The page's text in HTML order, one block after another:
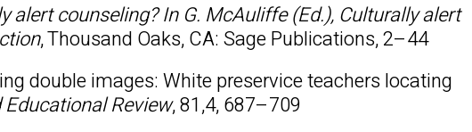
alert counseling? In G. McAuliffe (Ed.), Culturally alert
, Thousand Oaks, CA: Sage Publications, 2–44
double images: White preservice teachers locating
Review, 81,4, 687–709